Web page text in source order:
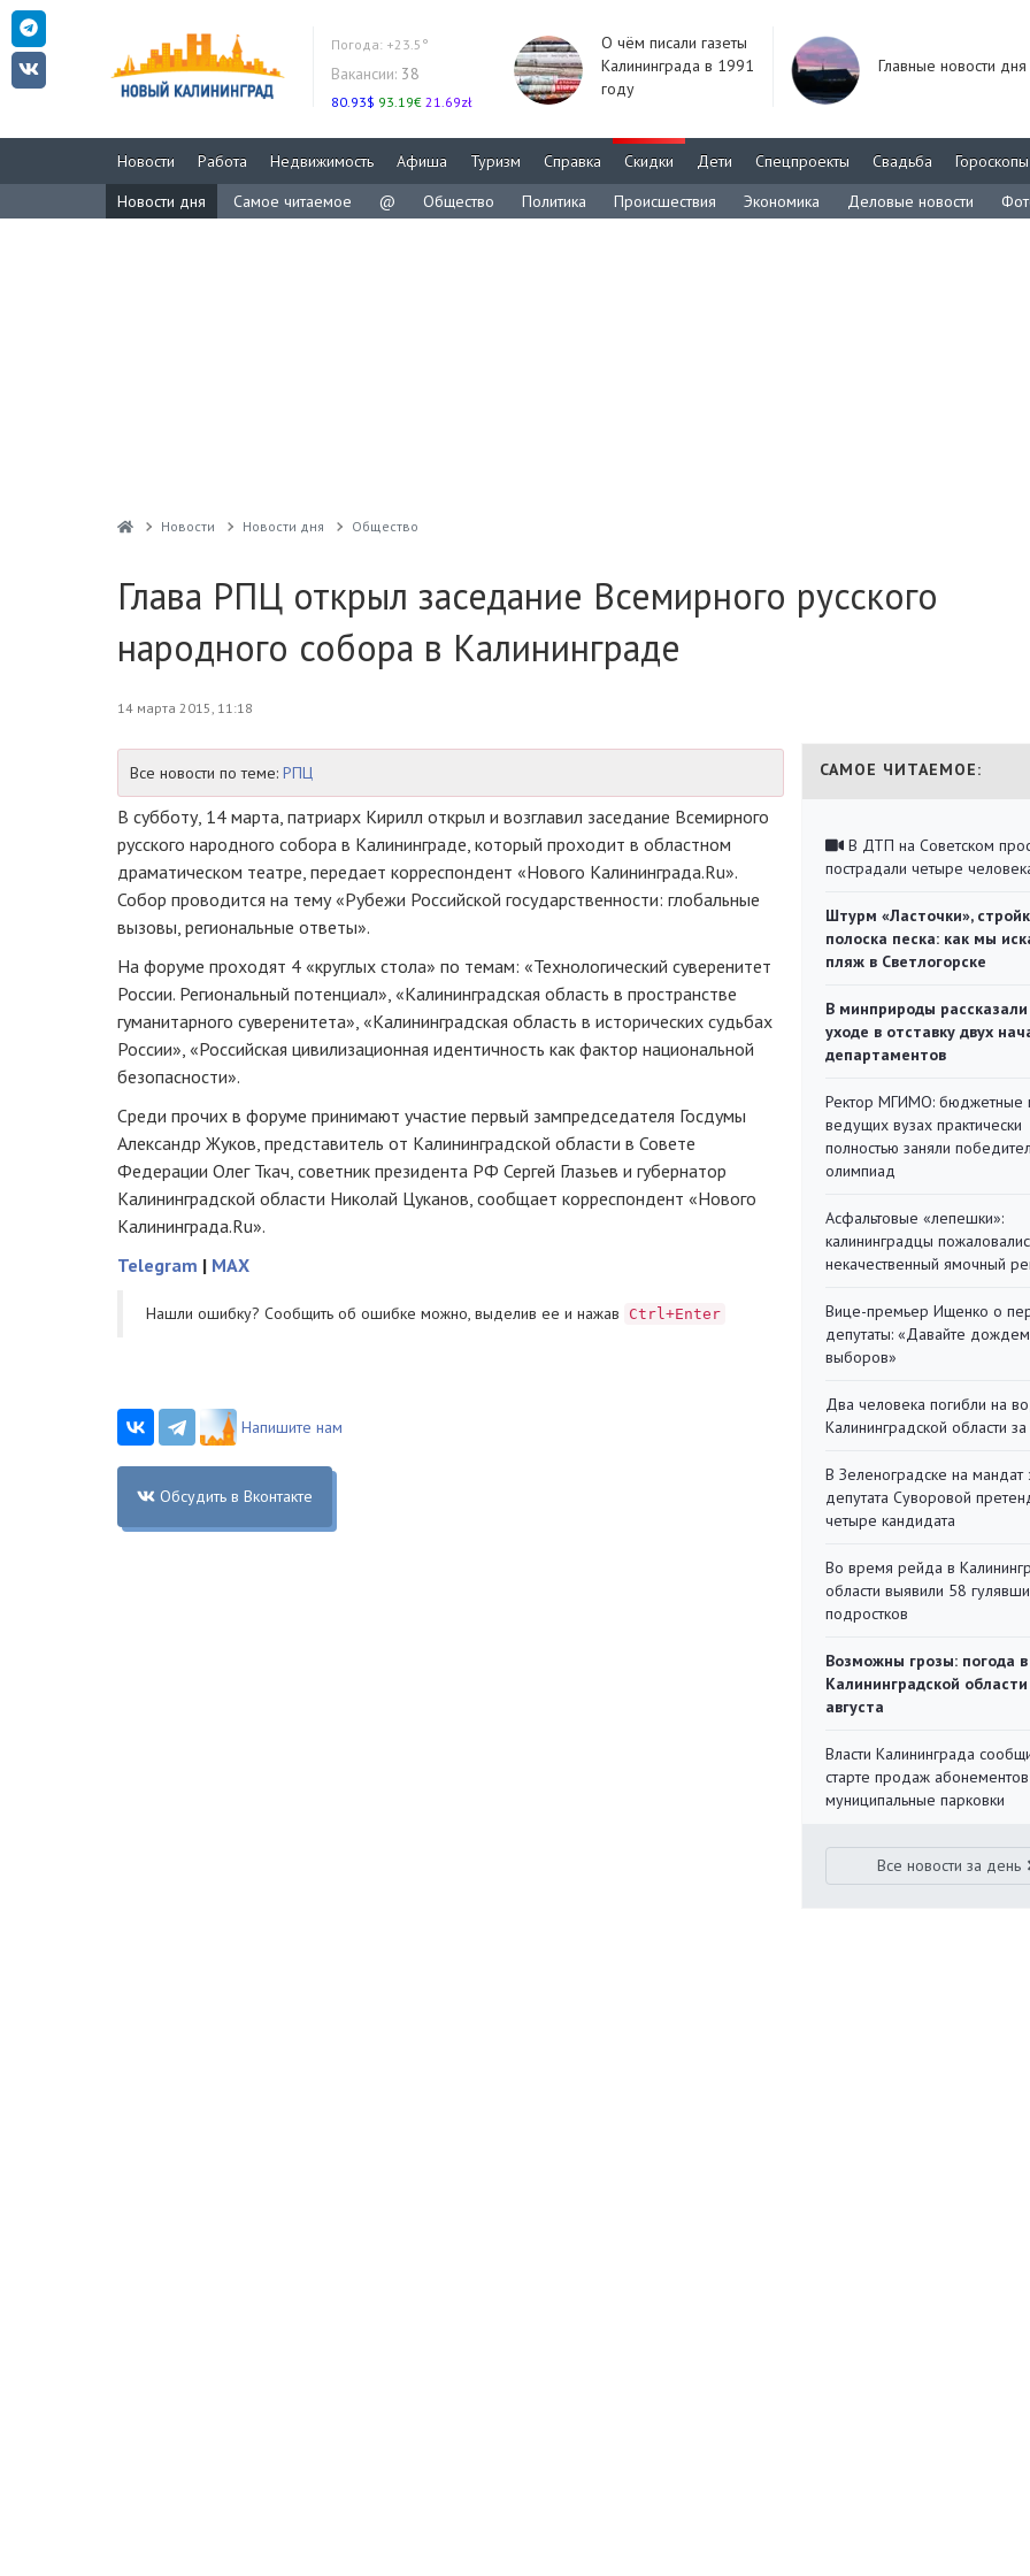
Погода: +23.5°
Вакансии: 38
80.93$ 93.19€ 21.69zł
О чём писали газеты
Калининграда в 1991
году
Главные новости дня
Новости Работа Недвижимость Афиша Туризм Справка Скидки Дети Спецпроекты Свадьба
Гороскопы
Новости дня
Самое читаемое @ Общество Политика Происшествия Экономика Деловые новости
Новости Новости дня Общество
Глава РПЦ открыл заседание Всемирного русского
народного собора в Калининграде
14 марта 2015, 11:18
Все новости по теме: РПЦ
В субботу, 14 марта, патриарх Кирилл открыл и возглавил заседание Всемирного
русского народного собора в Калининграде, который проходит в областном
драматическом театре, передает корреспондент «Нового Калининграда.Ru».
Собор проводится на тему «Рубежи Российской государственности: глобальные
вызовы, региональные ответы».
На форуме проходят 4 «круглых стола» по темам: «Технологический суверенитет
России. Региональный потенциал», «Калининградская область в пространстве
гуманитарного суверенитета», «Калининградская область в исторических судьбах
России», «Российская цивилизационная идентичность как фактор национальной
безопасности».
Среди прочих в форуме принимают участие первый зампредседателя Госдумы
Александр Жуков, представитель от Калининградской области в Совете
Федерации Олег Ткач, советник президента РФ Сергей Глазьев и губернатор
Калининградской области Николай Цуканов, сообщает корреспондент «Нового
Калининграда.Ru».
Telegram | MAX
Нашли ошибку? Cообщить об ошибке можно, выделив ее и нажав Ctrl+Enter
Напишите нам
Обсудить в Вконтакте
САМОЕ ЧИТАЕМОЕ:
В ДТП на Советском
пострадали четыре
Штурм «Ласточки»,
полоска песка: как мы
пляж в Светлогорске
В минприроды
уходе в отставку двух
департаментов
Ректор МГИМО: бюджетные
ведущих вузах практически
полностью заняли
олимпиад
Асфальтовые «лепешки»:
калининградцы
некачественный ямочный
Вице-премьер Ищенко о
депутаты: «Давайте
выборов»
Два человека погибли на
Калининградской области
В Зеленоградске на мандат
депутата Суворовой
четыре кандидата
Во время рейда в
области выявили 58
подростков
Возможны грозы: погода в
Калининградской
августа
Власти Калининграда
старте продаж
муниципальные парковки
Все новости за день